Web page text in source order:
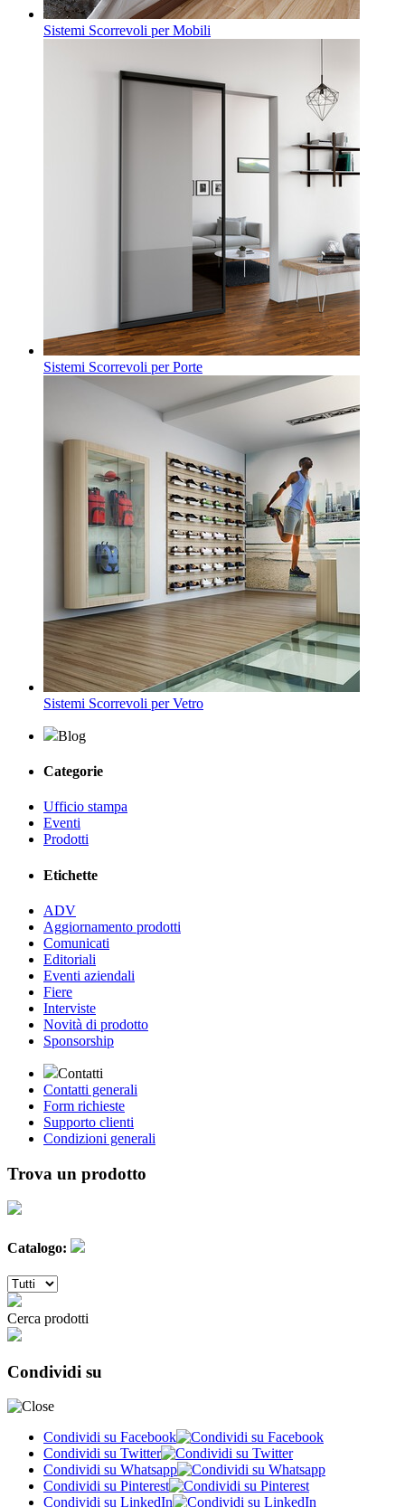
Sistemi Scorrevoli per Mobili
Sistemi Scorrevoli per Porte
Sistemi Scorrevoli per Vetro
Blog
Categorie
Ufficio stampa
Eventi
Prodotti
Etichette
ADV
Aggiornamento prodotti
Comunicati
Editoriali
Eventi aziendali
Fiere
Interviste
Novità di prodotto
Sponsorship
Contatti
Contatti generali
Form richieste
Supporto clienti
Condizioni generali
Trova un prodotto
Catalogo:
Cerca prodotti
Condividi su
Condividi su Facebook
Condividi su Twitter
Condividi su Whatsapp
Condividi su Pinterest
Condividi su LinkedIn